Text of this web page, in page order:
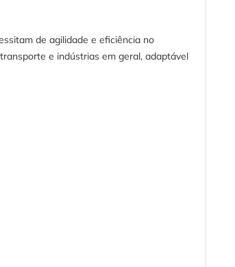
de agilidade e eficiência no
e indústrias em geral, adaptável